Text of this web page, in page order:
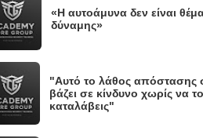
«Η αυτοάμυνα δεν είναι
δύναμης»
"Αυτό το λάθος απόστασης
βάζει σε κίνδυνο χωρίς να το
καταλάβεις"